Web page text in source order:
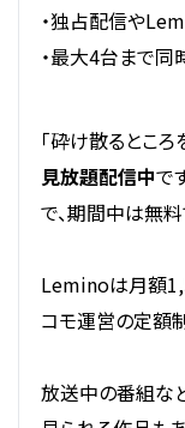
・独占配信や
・最大4台まで同
「砕け散るとこ
見放題配信中で
で、期間中は無料
Leminoは月額
コモ運営の定額
放送中の番組な